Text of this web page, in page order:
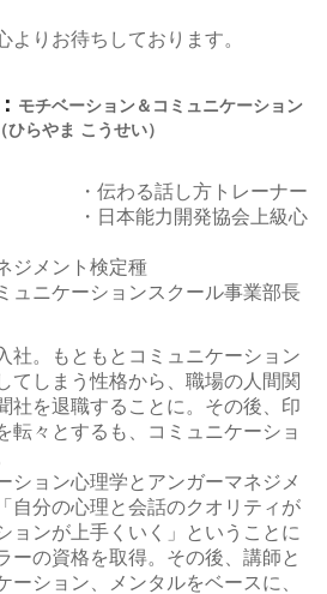
よりお待ちしております。
モチベーション＆コミュニケーション
らやま こうせい）
・伝わる話し方トレーナー
・日本能力開発協会上級心
ジメント検定種
ュニケーションスクール事業部長
社。もともとコミュニケーション
てしまう性格から、職場の人間関
社を退職することに。その後、印
転々とするも、コミュニケーショ
ション心理学とアンガーマネジメ
自分の心理と会話のクオリティが
ョンが上手くいく」ということに
ーの資格を取得。その後、講師と
ーション、メンタルをベースに、